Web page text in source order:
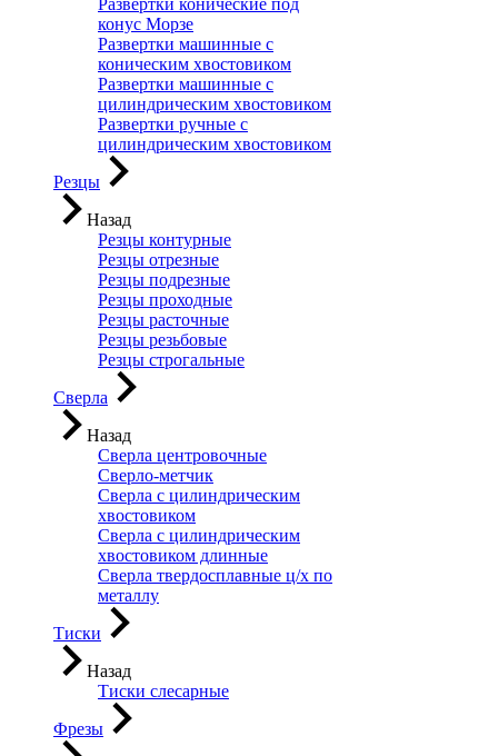
Развертки конические под
конус Морзе
Развертки машинные с
коническим хвостовиком
Развертки машинные с
цилиндрическим хвостовиком
Развертки ручные с
цилиндрическим хвостовиком
Резцы
Назад
Резцы контурные
Резцы отрезные
Резцы подрезные
Резцы проходные
Резцы расточные
Резцы резьбовые
Резцы строгальные
Сверла
Назад
Сверла центровочные
Сверло-метчик
Сверла с цилиндрическим
хвостовиком
Сверла с цилиндрическим
хвостовиком длинные
Сверла твердосплавные ц/х по
металлу
Тиски
Назад
Тиски слесарные
Фрезы